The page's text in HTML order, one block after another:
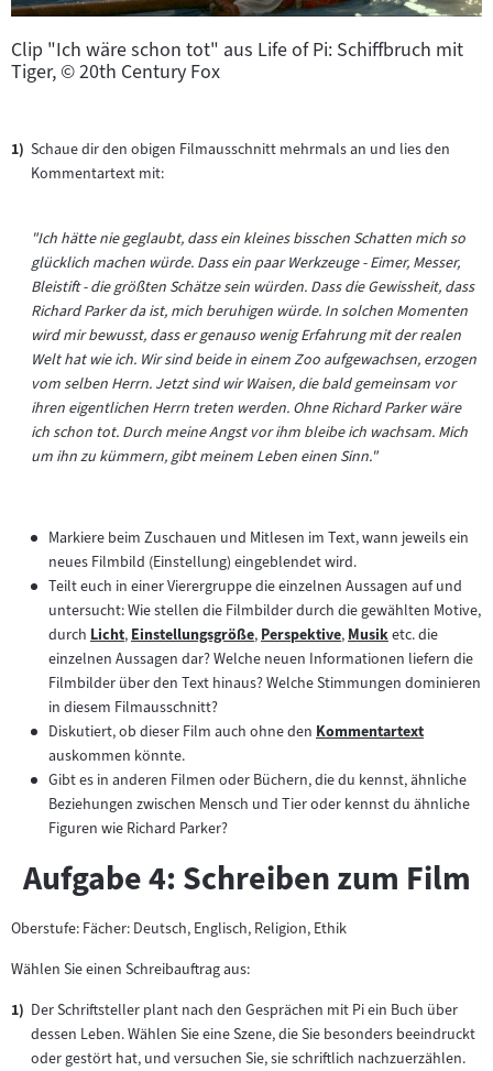
Clip "Ich wäre schon tot" aus Life of Pi: Schiffbruch mit
Tiger, © 20th Century Fox
Schaue dir den obigen Filmausschnitt mehrmals an und lies den
Kommentartext mit:
"Ich hätte nie geglaubt, dass ein kleines bisschen Schatten mich so
glücklich machen würde. Dass ein paar Werkzeuge - Eimer, Messer,
Bleistift - die größten Schätze sein würden. Dass die Gewissheit, dass
Richard Parker da ist, mich beruhigen würde. In solchen Momenten
wird mir bewusst, dass er genauso wenig Erfahrung mit der realen
Welt hat wie ich. Wir sind beide in einem Zoo aufgewachsen, erzogen
vom selben Herrn. Jetzt sind wir Waisen, die bald gemeinsam vor
ihren eigentlichen Herrn treten werden. Ohne Richard Parker wäre
ich schon tot. Durch meine Angst vor ihm bleibe ich wachsam. Mich
um ihn zu kümmern, gibt meinem Leben einen Sinn."
Markiere beim Zuschauen und Mitlesen im Text, wann jeweils ein
neues Filmbild (Einstellung) eingeblendet wird.
Teilt euch in einer Vierergruppe die einzelnen Aussagen auf und
untersucht: Wie stellen die Filmbilder durch die gewählten Motive,
durch Zum
Inhalt:
Licht,Zum
Inhalt:
Einstellungsgröße,Zum
Inhalt:
Perspektive,Zum
Inhalt:
Musiketc. die
einzelnen Aussagen dar? Welche neuen Informationen liefern die
Filmbilder über den Text hinaus? Welche Stimmungen dominieren
in diesem Filmausschnitt?
Diskutiert, ob dieser Film auch ohne den Zum
Kommentartext
auskommen könnte.
Gibt es in anderen Filmen oder Büchern, die du kennst, ähnliche
Beziehungen zwischen Mensch und Tier oder kennst du ähnliche
Figuren wie Richard Parker?
Aufgabe 4: Schreiben zum Film
Oberstufe: Fächer: Deutsch, Englisch, Religion, Ethik
Wählen Sie einen Schreibauftrag aus:
Der Schriftsteller plant nach den Gesprächen mit Pi ein Buch über
dessen Leben. Wählen Sie eine Szene, die Sie besonders beeindruckt
oder gestört hat, und versuchen Sie, sie schriftlich nachzuerzählen.